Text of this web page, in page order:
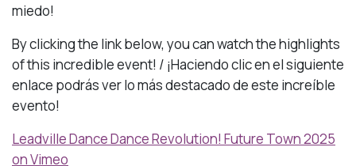
miedo!
By clicking the link below, you can watch the highlights
of this incredible event! / ¡Haciendo clic en el siguiente
enlace podrás ver lo más destacado de este increíble
evento!
Leadville Dance Dance Revolution! Future Town 2025
on Vimeo